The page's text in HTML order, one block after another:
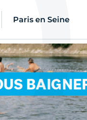
Paris en Seine